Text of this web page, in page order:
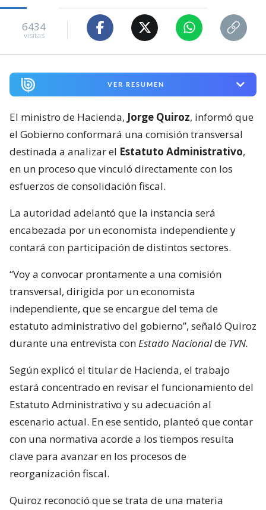
6434
visitas
VER RESUMEN
El ministro de Hacienda, Jorge Quiroz, informó que
el Gobierno conformará una comisión transversal
destinada a analizar el Estatuto Administrativo,
en un proceso que vinculó directamente con los
esfuerzos de consolidación fiscal.
La autoridad adelantó que la instancia será
encabezada por un economista independiente y
contará con participación de distintos sectores.
“Voy a convocar prontamente a una comisión
transversal, dirigida por un economista
independiente, que se encargue del tema de
estatuto administrativo del gobierno”, señaló Quiroz
durante una entrevista conEstado Nacionalde TVN.
Según explicó el titular de Hacienda, el trabajo
estará concentrado en revisar el funcionamiento del
Estatuto Administrativo y su adecuación al
escenario actual. En ese sentido, planteó que contar
con una normativa acorde a los tiempos resulta
clave para avanzar en los procesos de
reorganización fiscal.
Quiroz reconoció que se trata de una materia